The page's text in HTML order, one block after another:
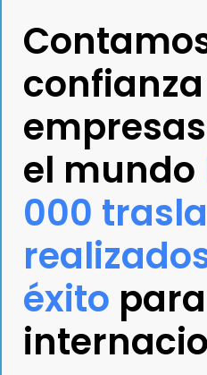
el mundo
000
éxito